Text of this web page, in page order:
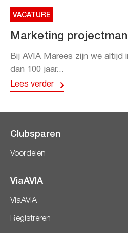
VACATURE
Marketing
Bij AVIA Marees zijn we altijd
dan 100 jaar...
Lees verder
Clubsparen
Voordelen
ViaAVIA
ViaAVIA
Registreren